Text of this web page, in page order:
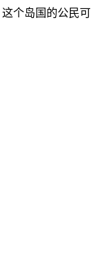
个岛国的公民可